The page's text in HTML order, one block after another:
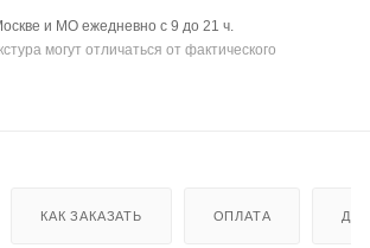
и МО ежедневно с 9 до 21 ч.
могут отличаться от фактического
КАК ЗАКАЗАТЬ ОПЛАТА